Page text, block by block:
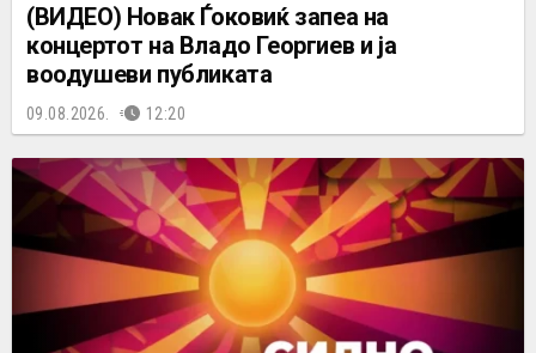
(ВИДЕО) Новак Ѓоковиќ запеа на
концертот на Владo Георгиев и ја
воодушеви публиката
09.08.2026. 12:20